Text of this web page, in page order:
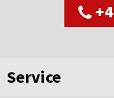
Service